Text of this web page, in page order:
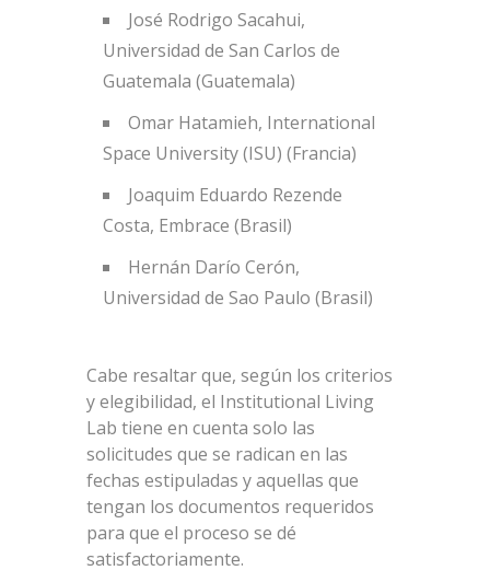
José Rodrigo Sacahui,
Universidad de San Carlos de
Guatemala (Guatemala)
Omar Hatamieh, International
Space University (ISU) (Francia)
Joaquim Eduardo Rezende
Costa, Embrace (Brasil)
Hernán Darío Cerón,
Universidad de Sao Paulo (Brasil)
Cabe resaltar que, según los criterios
y elegibilidad, el Institutional Living
Lab tiene en cuenta solo las
solicitudes que se radican en las
fechas estipuladas y aquellas que
tengan los documentos requeridos
para que el proceso se dé
satisfactoriamente.